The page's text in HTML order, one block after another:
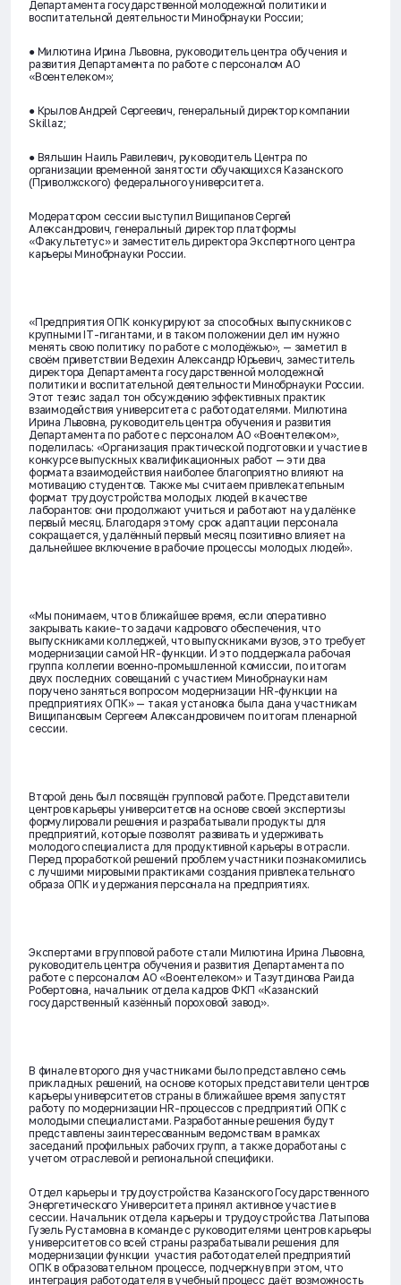
Департамента государственной молодежной политики и
воспитательной деятельности Минобрнауки России;
● Милютина Ирина Львовна, руководитель центра обучения и
развития Департамента по работе с персоналом АО
«Воентелеком»;
● Крылов Андрей Сергеевич, генеральный директор компании
Skillaz;
● Вяльшин Наиль Равилевич, руководитель Центра по
организации временной занятости обучающихся Казанского
(Приволжского) федерального университета.
Модератором сессии выступил Вищипанов Сергей
Александрович, генеральный директор платформы
«Факультетус» и заместитель директора Экспертного центра
карьеры Минобрнауки России.
«Предприятия ОПК конкурируют за способных выпускников с
крупными IT-гигантами, и в таком положении дел им нужно
менять свою политику по работе с молодёжью», — заметил в
своём приветствии Ведехин Александр Юрьевич, заместитель
директора Департамента государственной молодежной
политики и воспитательной деятельности Минобрнауки России.
Этот тезис задал тон обсуждению эффективных практик
взаимодействия университета с работодателями. Милютина
Ирина Львовна, руководитель центра обучения и развития
Департамента по работе с персоналом АО «Воентелеком»,
поделилась: «Организация практической подготовки и участие в
конкурсе выпускных квалификационных работ — эти два
формата взаимодействия наиболее благоприятно влияют на
мотивацию студентов. Также мы считаем привлекательным
формат трудоустройства молодых людей в качестве
лаборантов: они продолжают учиться и работают на удалёнке
первый месяц. Благодаря этому срок адаптации персонала
сокращается, удалённый первый месяц позитивно влияет на
дальнейшее включение в рабочие процессы молодых людей».
«Мы понимаем, что в ближайшее время, если оперативно
закрывать какие-то задачи кадрового обеспечения, что
выпускниками колледжей, что выпускниками вузов, это требует
модернизации самой HR-функции. И это поддержала рабочая
группа коллегии военно-промышленной комиссии, по итогам
двух последних совещаний с участием Минобрнауки нам
поручено заняться вопросом модернизации HR-функции на
предприятиях ОПК» — такая установка была дана участникам
Вищипановым Сергеем Александровичем по итогам пленарной
сессии.
Второй день был посвящён групповой работе. Представители
центров карьеры университетов на основе своей экспертизы
формулировали решения и разрабатывали продукты для
предприятий, которые позволят развивать и удерживать
молодого специалиста для продуктивной карьеры в отрасли.
Перед проработкой решений проблем участники познакомились
с лучшими мировыми практиками создания привлекательного
образа ОПК и удержания персонала на предприятиях.
Экспертами в групповой работе стали Милютина Ирина Львовна,
руководитель центра обучения и развития Департамента по
работе с персоналом АО «Воентелеком» и Тазутдинова Раида
Робертовна, начальник отдела кадров ФКП «Казанский
государственный казённый пороховой завод».
В финале второго дня участниками было представлено семь
прикладных решений, на основе которых представители центров
карьеры университетов страны в ближайшее время запустят
работу по модернизации HR-процессов с предприятий ОПК с
молодыми специалистами. Разработанные решения будут
представлены заинтересованным ведомствам в рамках
заседаний профильных рабочих групп, а также доработаны с
учетом отраслевой и региональной специфики.
Отдел карьеры и трудоустройства Казанского Государственного
Энергетического Университета принял активное участие в
сессии. Начальник отдела карьеры и трудоустройства Латыпова
Гузель Рустамовна в команде с руководителями центров карьеры
университетов со всей страны разрабатывали решения для
модернизации функции участия работодателей предприятий
ОПК в образовательном процессе, подчеркнув при этом, что
интеграция работодателя в учебный процесс даёт возможность